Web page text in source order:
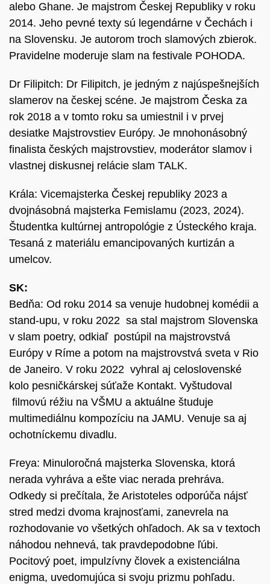
alebo Ghane. Je majstrom Českej Republiky v roku
2014. Jeho pevné texty sú legendárne v Čechách i
na Slovensku. Je autorom troch slamových zbierok.
Pravidelne moderuje slam na festivale POHODA.
Dr Filipitch: Dr Filipitch, je jedným z najúspešnejších
slamerov na českej scéne. Je majstrom Česka za
rok 2018 a v tomto roku sa umiestnil i v prvej
desiatke Majstrovstiev Európy. Je mnohonásobný
finalista českých majstrovstiev, moderátor slamov i
vlastnej diskusnej relácie slam TALK.
Krála: Vicemajsterka Českej republiky 2023 a
dvojnásobná majsterka Femislamu (2023, 2024).
Študentka kultúrnej antropológie z Ústeckého kraja.
Tesaná z materiálu emancipovaných kurtizán a
umelcov.
SK:
Bedňa: Od roku 2014 sa venuje hudobnej komédii a
stand-upu, v roku 2022 sa stal majstrom Slovenska
v slam poetry, odkiaľ postúpil na majstrovstvá
Európy v Ríme a potom na majstrovstvá sveta v Rio
de Janeiro. V roku 2022 vyhral aj celoslovenské
kolo pesničkárskej súťaže Kontakt. Vyštudoval
filmovú réžiu na VŠMU a aktuálne študuje
multimediálnu kompozíciu na JAMU. Venuje sa aj
ochotníckemu divadlu.
Freya: Minuloročná majsterka Slovenska, ktorá
nerada vyhráva a ešte viac nerada prehráva.
Odkedy si prečítala, že Aristoteles odporúča nájsť
stred medzi dvoma krajnosťami, zanevrela na
rozhodovanie vo všetkých ohľadoch. Ak sa v textoch
náhodou nehnevá, tak pravdepodobne ľúbi.
Pocitový poet, impulzívny človek a existenciálna
enigma, uvedomujúca si svoju prizmu pohľadu.